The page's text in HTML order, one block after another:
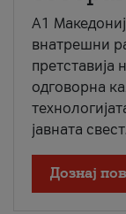
A1
внатрешни
претставија
одговорна
јавната
Дознај